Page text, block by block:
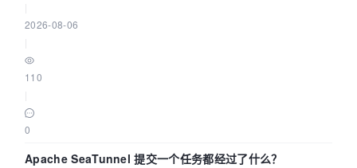
2026-08-06
110
0
Apache SeaTunnel 提交一个任务都经过了什么？